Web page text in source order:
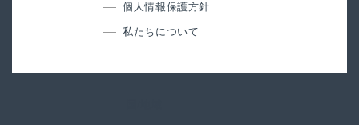
個人情報保護方針
私たちについて